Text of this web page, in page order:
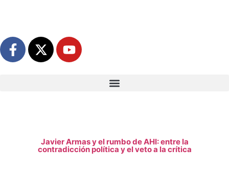
Javier Armas y el rumbo de AHI: entre la
contradicción política y el veto a la crítica